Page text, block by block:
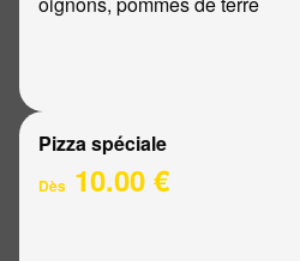
Pizza spéciale
Dès 10.00 €